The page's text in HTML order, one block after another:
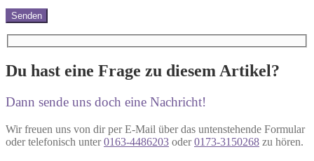
Du hast eine Frage zu diesem Artikel?
Dann sende uns doch eine Nachricht!
Wir freuen uns von dir per E-Mail über das untenstehende Formular
oder telefonisch unter0163-4486203 oder0173-3150268 zu hören.